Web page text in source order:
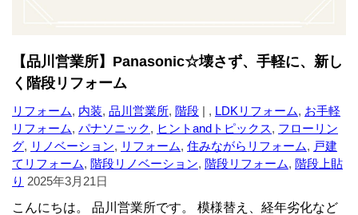
【品川営業所】Panasonic☆壊さず、手軽に、新し
く階段リフォーム
リフォーム, 内装, 品川営業所, 階段 | , LDKリフォーム, お手軽
リフォーム, パナソニック, ヒントandトピックス, フローリン
グ, リノベーション, リフォーム, 住みながらリフォーム, 戸建
てリフォーム, 階段リノベーション, 階段リフォーム, 階段上貼
り 2025年3月21日
こんにちは。 品川営業所です。 模様替え、経年劣化など